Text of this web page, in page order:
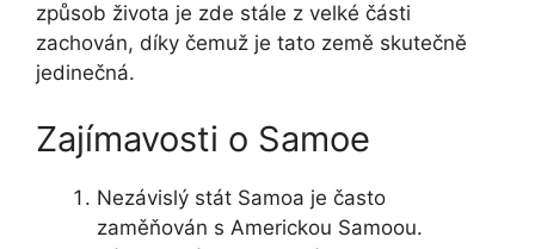
způsob života je zde stále z velké části
zachován, díky čemuž je tato země skutečně
jedinečná.
Zajímavosti o Samoe
Nezávislý stát Samoa je často
zaměňován s Americkou Samoou.